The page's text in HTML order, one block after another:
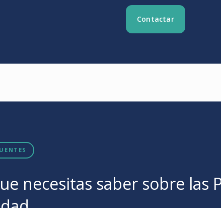
Contactar
necesitas saber sobre las